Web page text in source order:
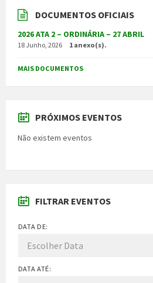
DOCUMENTOS OFICIAIS
2026 ATA 2 – ORDINÁRIA – 27 ABRIL
18 Junho, 2026 1 anexo(s).
MAIS DOCUMENTOS
PRÓXIMOS EVENTOS
Não existem eventos
FILTRAR EVENTOS
DATA DE:
DATA ATÉ: